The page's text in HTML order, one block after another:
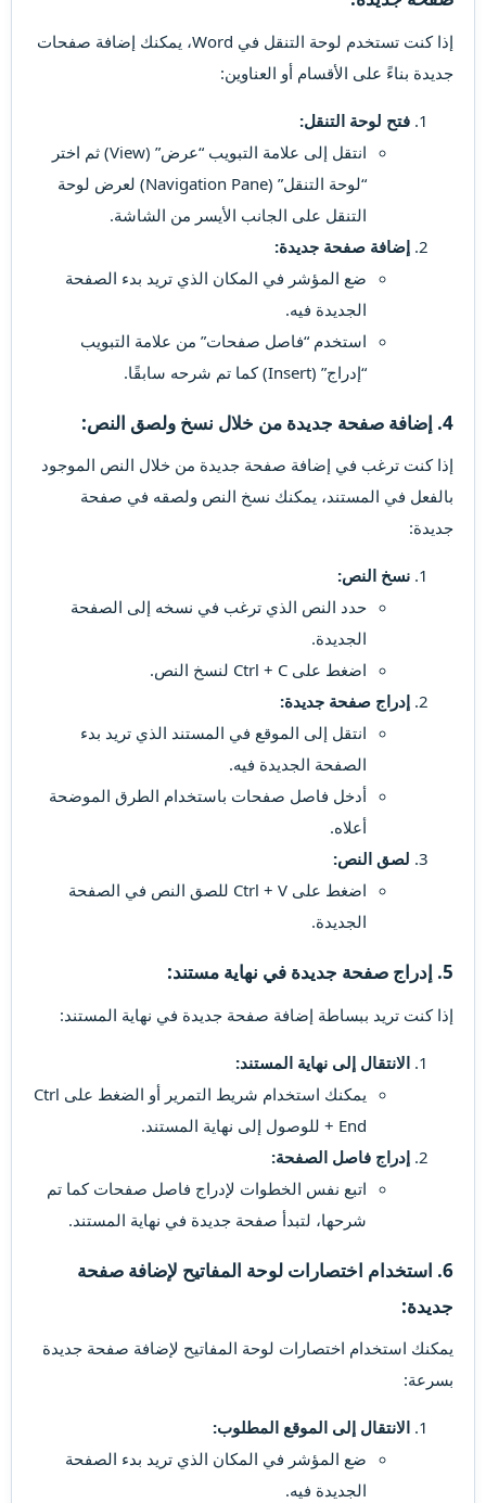
إذا كنت تستخدم لوحة التنقل في Word، يمكنك إضافة صفحات
جديدة بناءً على الأقسام أو العناوين:
فتح لوحة التنقل:
انتقل إلى علامة التبويب “عرض” (View) ثم اختر
“لوحة التنقل” (Navigation Pane) لعرض لوحة
التنقل على الجانب الأيسر من الشاشة.
إضافة صفحة جديدة:
ضع المؤشر في المكان الذي تريد بدء الصفحة
الجديدة فيه.
استخدم “فاصل صفحات” من علامة التبويب
“إدراج” (Insert) كما تم شرحه سابقًا.
4. إضافة صفحة جديدة من خلال نسخ ولصق النص:
إذا كنت ترغب في إضافة صفحة جديدة من خلال النص الموجود
بالفعل في المستند، يمكنك نسخ النص ولصقه في صفحة
جديدة:
نسخ النص:
حدد النص الذي ترغب في نسخه إلى الصفحة
الجديدة.
اضغط على Ctrl + C لنسخ النص.
إدراج صفحة جديدة:
انتقل إلى الموقع في المستند الذي تريد بدء
الصفحة الجديدة فيه.
أدخل فاصل صفحات باستخدام الطرق الموضحة
أعلاه.
لصق النص:
اضغط على Ctrl + V للصق النص في الصفحة
الجديدة.
5. إدراج صفحة جديدة في نهاية مستند:
إذا كنت تريد ببساطة إضافة صفحة جديدة في نهاية المستند:
الانتقال إلى نهاية المستند:
يمكنك استخدام شريط التمرير أو الضغط على Ctrl
+ End للوصول إلى نهاية المستند.
إدراج فاصل الصفحة:
اتبع نفس الخطوات لإدراج فاصل صفحات كما تم
شرحها، لتبدأ صفحة جديدة في نهاية المستند.
6. استخدام اختصارات لوحة المفاتيح لإضافة صفحة
جديدة:
يمكنك استخدام اختصارات لوحة المفاتيح لإضافة صفحة جديدة
بسرعة:
الانتقال إلى الموقع المطلوب:
ضع المؤشر في المكان الذي تريد بدء الصفحة
الجديدة فيه.